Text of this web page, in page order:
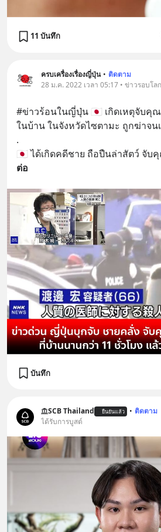
11 บันทึก
ครบเครื่องเรื่องญี่ปุ่น • ติดตาม
28 ม.ค. 2022 เวลา 05:17 • ข่าวรอบโลก
#ข่าวร้อนในญี่ปุ่น 🇯🇵 เกิดเหตุจับคุ
ในบ้าน ในจังหวัดไซตามะ ถูกฆ่าจน
.
🇯🇵 ได้เกิดคดีชาย ถือปืนล่าสัตว์ จับ
ต่อ
บันทึก
SCB Thailand ยืนยันแล้ว • ติดตาม
ได้รับการบูสต์